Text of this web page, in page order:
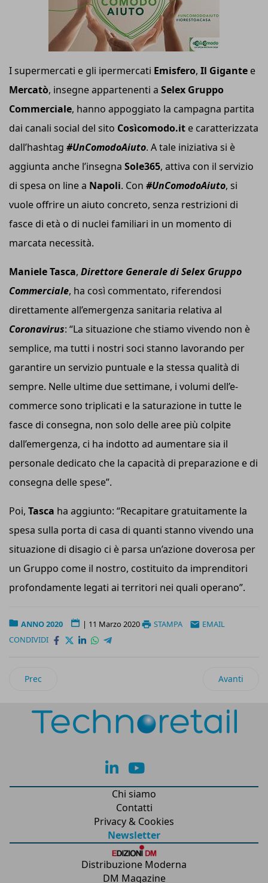
I supermercati e gli ipermercati Emisfero, Il Gigante e
Mercatò, insegne appartenenti a Selex Gruppo
Commerciale, hanno appoggiato la campagna partita
dai canali social del sito Cosìcomodo.it e caratterizzata
dall’hashtag #UnComodoAiuto. A tale iniziativa si è
aggiunta anche l’insegna Sole365, attiva con il servizio
di spesa on line a Napoli. Con #UnComodoAiuto, si
vuole offrire un aiuto concreto, senza restrizioni di
fasce di età o di nuclei familiari in un momento di
marcata necessità.
Maniele Tasca, Direttore Generale di Selex Gruppo
Commerciale, ha così commentato, riferendosi
direttamente all’emergenza sanitaria relativa al
Coronavirus: “La situazione che stiamo vivendo non è
semplice, ma tutti i nostri soci stanno lavorando per
garantire un servizio puntuale e la stessa qualità di
sempre. Nelle ultime due settimane, i volumi dell’e-
commerce sono triplicati e la saturazione in tutte le
fasce di consegna, non solo delle aree più colpite
dall’emergenza, ci ha indotto ad aumentare sia il
personale dedicato che la capacità di preparazione e di
consegna delle spese”.
Poi, Tasca ha aggiunto: “Recapitare gratuitamente la
spesa sulla porta di casa di quanti stanno vivendo una
situazione di disagio ci è parsa un’azione doverosa per
un Gruppo come il nostro, costituito da imprenditori
profondamente legati ai territori nei quali operano”.
ANNO 2020 | 11 Marzo 2020 STAMPA
EMAIL
CONDIVIDI
Articolo precedente: FIPE attiva Ristoacasa, la piattaforma
Prec Articolo
Avanti
lk yt
Chi siamo
Contatti
Privacy & Cookies
Newsletter
Distribuzione Moderna
DM Magazine